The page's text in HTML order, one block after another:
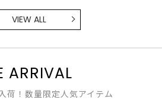
VIEW ALL
ARRIVAL
荷！数量限定人気アイテム